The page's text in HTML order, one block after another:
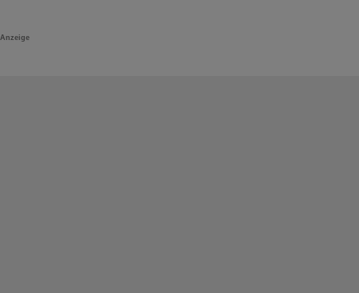
Anzeige